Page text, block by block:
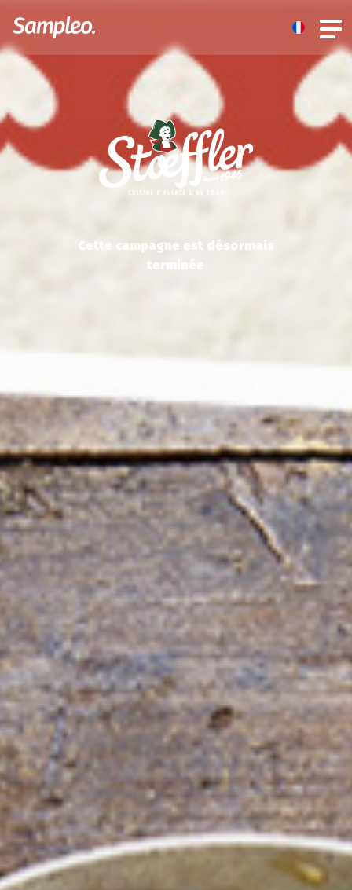
Cette campagne est désormais
terminée